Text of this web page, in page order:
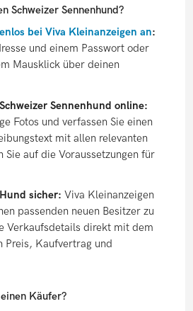
Schweizer Sennenhund?
bei Viva Kleinanzeigen an:
und einem Passwort oder
Mausklick über deinen
Sennenhund online:
Fotos und verfassen Sie einen
mit allen relevanten
Sie auf die Voraussetzungen für
sicher: Viva Kleinanzeigen
passenden neuen Besitzer zu
Verkaufsdetails direkt mit dem
Preis, Kaufvertrag und
Käufer?